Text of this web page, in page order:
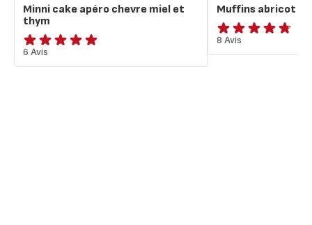
Minni cake apéro chevre miel et
thym
ratings.4.9
6 Avis
Muffins abricot
ratings.4.7
8 Avis